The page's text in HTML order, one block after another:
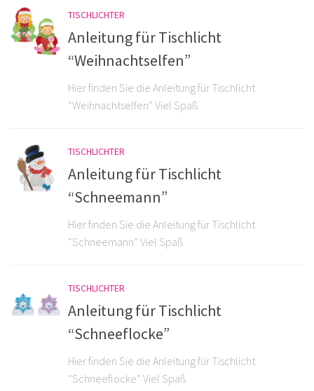
TISCHLICHTER
Anleitung für Tischlicht
“Weihnachtselfen”
Hier finden Sie die Anleitung für Tischlicht
“Weihnachtselfen” Viel Spaß
TISCHLICHTER
Anleitung für Tischlicht
“Schneemann”
Hier finden Sie die Anleitung für Tischlicht
“Schneemann” Viel Spaß
TISCHLICHTER
Anleitung für Tischlicht
“Schneeflocke”
Hier finden Sie die Anleitung für Tischlicht
“Schneeflocke” Viel Spaß